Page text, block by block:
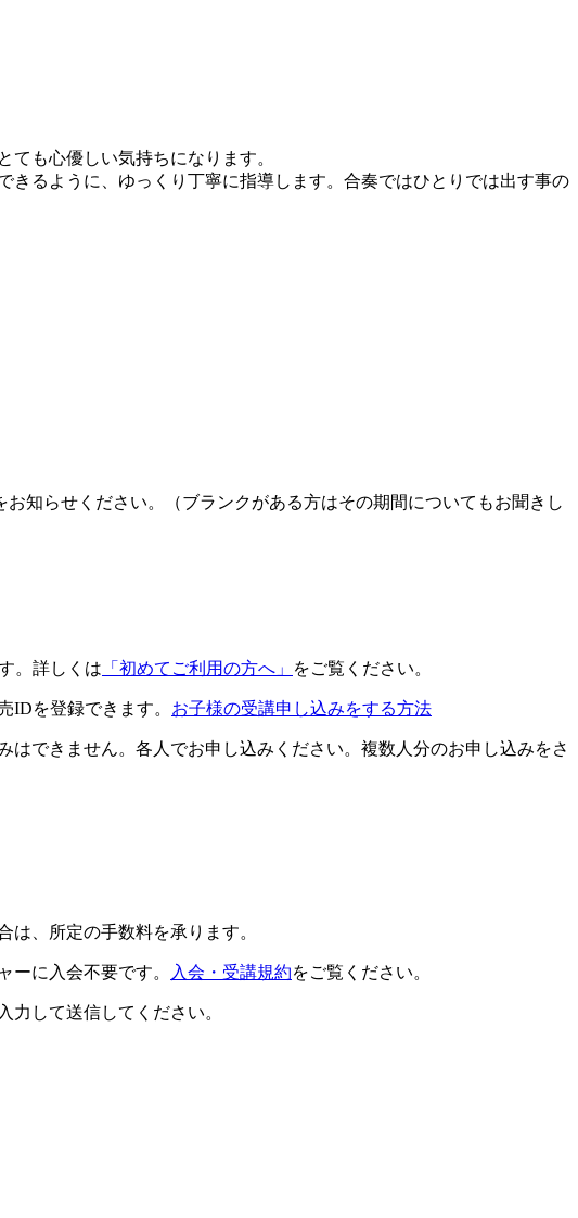
も心優しい気持ちになります。
るように、ゆっくり丁寧に指導します。合奏ではひとりでは出す事の
知らせください。（ブランクがある方はその期間についてもお聞きし
。詳しくは 「初めてご利用の方へ」 をご覧ください。
を登録できます。 お子様の受講申し込みをする方法
できません。各人でお申し込みください。複数人分のお申し込みをさ
、所定の手数料を承ります。
に入会不要です。 入会・受講規約をご覧ください。
して送信してください。